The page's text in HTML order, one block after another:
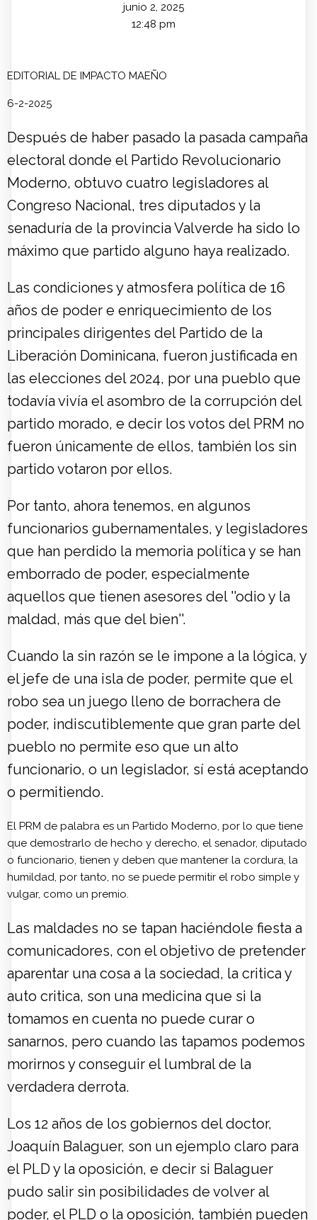
junio 2, 2025
12:48 pm
EDITORIAL DE IMPACTO MAEÑO
6-2-2025
Después de haber pasado la pasada campaña
electoral donde el Partido Revolucionario
Moderno, obtuvo cuatro legisladores al
Congreso Nacional, tres diputados y la
senaduría de la provincia Valverde ha sido lo
máximo que partido alguno haya realizado.
Las condiciones y atmosfera política de 16
años de poder e enriquecimiento de los
principales dirigentes del Partido de la
Liberación Dominicana, fueron justificada en
las elecciones del 2024, por una pueblo que
todavía vivía el asombro de la corrupción del
partido morado, e decir los votos del PRM no
fueron únicamente de ellos, también los sin
partido votaron por ellos.
Por tanto, ahora tenemos, en algunos
funcionarios gubernamentales, y legisladores
que han perdido la memoria política y se han
emborrado de poder, especialmente
aquellos que tienen asesores del ''odio y la
maldad, más que del bien''.
Cuando la sin razón se le impone a la lógica, y
el jefe de una isla de poder, permite que el
robo sea un juego lleno de borrachera de
poder, indiscutiblemente que gran parte del
pueblo no permite eso que un alto
funcionario, o un legislador, sí está aceptando
o permitiendo.
El PRM de palabra es un Partido Moderno, por lo que tiene
que demostrarlo de hecho y derecho, el senador, diputado
o funcionario, tienen y deben que mantener la cordura, la
humildad, por tanto, no se puede permitir el robo simple y
vulgar, como un premio.
Las maldades no se tapan haciéndole fiesta a
comunicadores, con el objetivo de pretender
aparentar una cosa a la sociedad, la critica y
auto critica, son una medicina que si la
tomamos en cuenta no puede curar o
sanarnos, pero cuando las tapamos podemos
morirnos y conseguir el lumbral de la
verdadera derrota.
Los 12 años de los gobiernos del doctor,
Joaquín Balaguer, son un ejemplo claro para
el PLD y la oposición, e decir si Balaguer
pudo salir sin posibilidades de volver al
poder, el PLD o la oposición, también pueden